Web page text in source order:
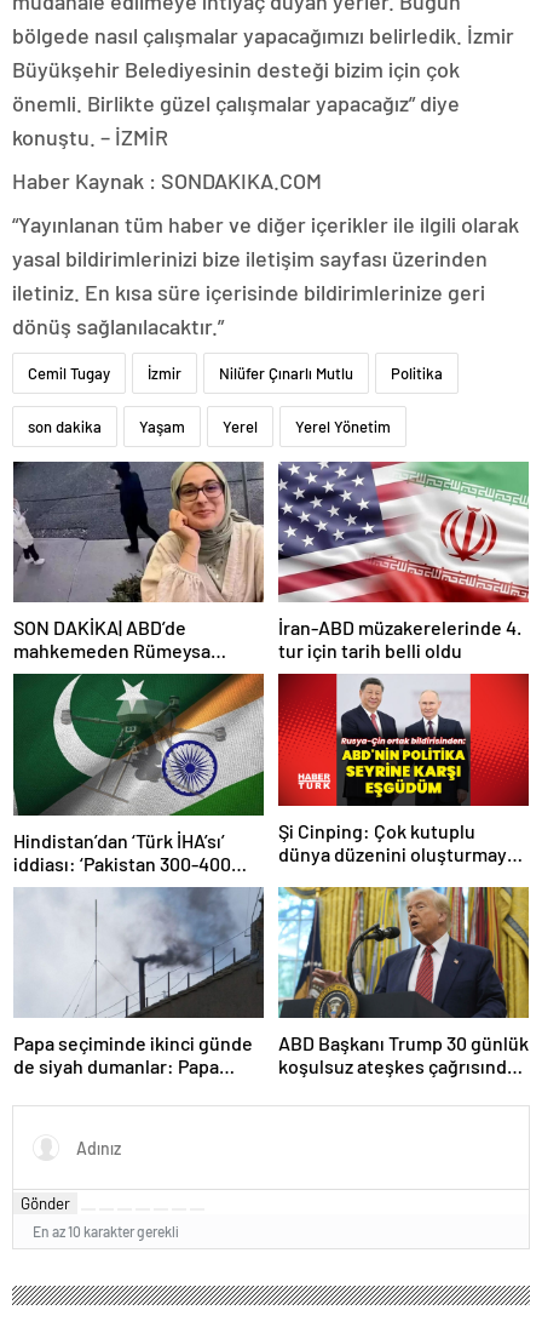
bölgede nasıl çalışmalar yapacağımızı belirledik. İzmir
Büyükşehir Belediyesinin desteği bizim için çok
önemli. Birlikte güzel çalışmalar yapacağız” diye
konuştu. – İZMİR
Haber Kaynak : SONDAKIKA.COM
“Yayınlanan tüm haber ve diğer içerikler ile ilgili olarak
yasal bildirimlerinizi bize iletişim sayfası üzerinden
iletiniz. En kısa süre içerisinde bildirimlerinize geri
dönüş sağlanılacaktır.”
Cemil Tugay İzmir Nilüfer Çınarlı Mutlu Politika
son dakika Yaşam Yerel Yerel Yönetim
SON DAKİKA| ABD’de
mahkemeden Rümeysa
Öztürk kararı: Serbest
bırakıldı!
İran-ABD müzakerelerinde 4.
tur için tarih belli oldu
Hindistan’dan ‘Türk İHA’sı’
iddiası: ‘Pakistan 300-400
tanesi ile 36 noktaya sızdı’
Şi Cinping: Çok kutuplu
dünya düzenini oluşturmaya
Papa seçiminde ikinci günde
de siyah dumanlar: Papa
ABD Başkanı Trump 30 günlük
koşulsuz ateşkes çağrısında
Gönder
En az 10 karakter gerekli